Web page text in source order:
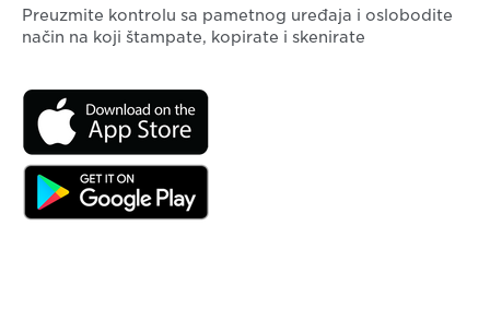
Preuzmite kontrolu sa pametnog uređaja i oslobodite
način na koji štampate, kopirate i skenirate